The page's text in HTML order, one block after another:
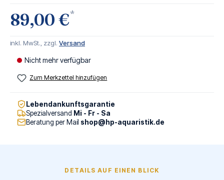
89,00 €*
inkl. MwSt., zzgl. Versand
Nicht mehr verfügbar
Zum Merkzettel hinzufügen
Lebendankunftsgarantie
Spezialversand Mi - Fr - Sa
Beratung per Mail shop@hp-aquaristik.de
DETAILS AUF EINEN BLICK